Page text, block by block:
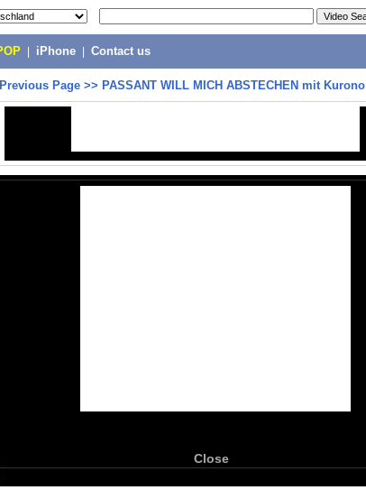
iPhone Contact us
Previous Page >> PASSANT WILL MICH ABSTECHEN mit Kurono
Close